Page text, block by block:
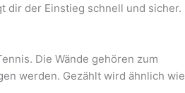
dir der Einstieg schnell und sicher.
Die Wände gehören zum
werden. Gezählt wird ähnlich wie